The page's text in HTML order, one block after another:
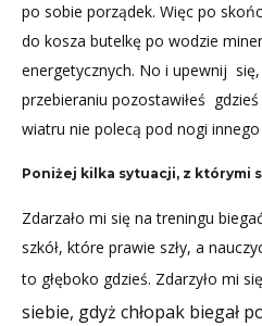
po sobie porządek. Więc po
do kosza butelkę po wodzie
energetycznych. No i upewnij
przebieraniu pozostawiłeś
wiatru nie polecą pod nogi innego
Poniżej kilka sytuacji, z którymi
Zdarzało mi się na treningu
szkół, które prawie szły, a
to głęboko gdzieś. Zdarzyło mi
siebie, gdyż chłopak biegał